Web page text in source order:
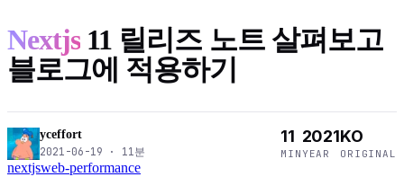
Nextjs 11 릴리즈 노트 살펴보고
블로그에 적용하기
yceffort
2021-06-19 · 11분
11
MIN
2021
YEAR
KO
ORIGINAL
nextjsweb-performance